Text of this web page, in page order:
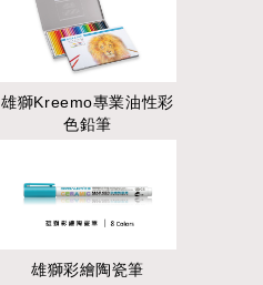
雄獅Kreemo專業油性彩
色鉛筆
雄獅彩繪陶瓷筆